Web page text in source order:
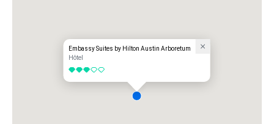
Embassy Suites by Hilton Austin Arboretum
Hôtel
3 sur 5